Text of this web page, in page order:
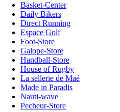
Basket-Center
Daily Bikers
Direct Running
Espace Golf
Foot-Store
Galope-Store
Handball-Store
House of Rugby
La sellerie de Maé
Made in Paradis
Nauti-wave
Pecheur-Store